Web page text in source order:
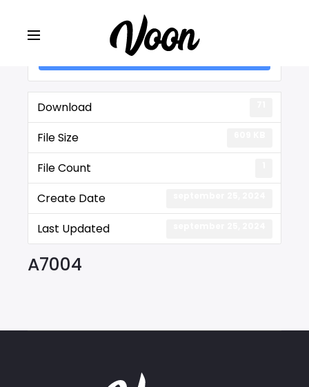
Lot #: A7004
Download
File Size
File Count
Create Date
Last Updated
A7004